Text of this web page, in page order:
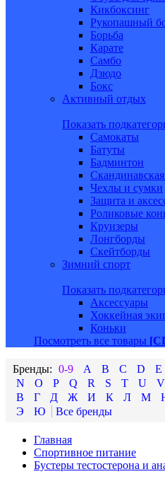
Кикбоксинг
Рукопашный
Борьба
Карате
Самбо
Дзюдо
Бокс
Активный отдых
Показать
Самокаты
Батуты
Бадминтон
Скандинавская
Чехлы и сумки
Защита и
Роликовые
Круизеры
Лонгборды
Скейтборды
Зимний спорт
Показать
Аксессуары
Хоккейная
Коньки
Посмотреть все товары
0-9 A B C D E
N
O P Q R S T U V
В
Г Д Ж И К Л М
Э
Ю
Главная
Спортивное питание
Бустеры тестостерона и